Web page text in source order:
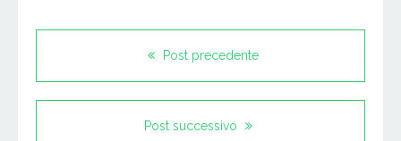
Post precedente
Post successivo